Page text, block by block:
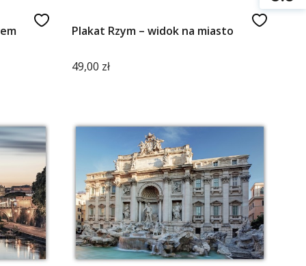
Plakat Rzym – widok na miasto
Cena
49,00 zł